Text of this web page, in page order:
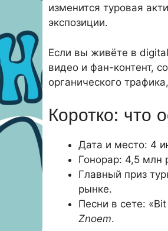
изменится туровая
экспозиции.
Если вы живёте в
видео и фан-контент,
органического
Коротко: что
Дата и место: 4
Гонорар: 4,5 млн
Главный приз
рынке.
Песни в сете:
Znoem.